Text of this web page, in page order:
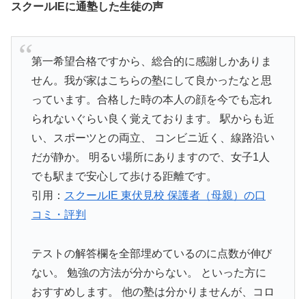
スクールIEに通塾した生徒の声
第一希望合格ですから、総合的に感謝しかありま
せん。我が家はこちらの塾にして良かったなと思
っています。合格した時の本人の顔を今でも忘れ
られないぐらい良く覚えております。 駅からも近
い、スポーツとの両立、 コンビニ近く、線路沿い
だが静か。 明るい場所にありますので、女子1人
でも駅まで安心して歩ける距離です。
引用： スクールIE 東伏見校 保護者（母親）の口
コミ・評判
テストの解答欄を全部埋めているのに点数が伸び
ない。 勉強の方法が分からない。 といった方に
おすすめします。 他の塾は分かりませんが、コロ